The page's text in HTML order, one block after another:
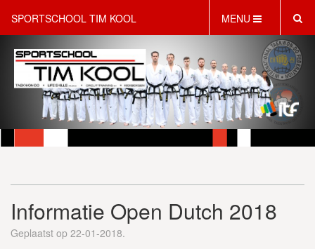
SPORTSCHOOL TIM KOOL MENU
HOME
INFORMATIE
LESAANBOD
ROOSTER
KINDERFEESTJES
WEBSHOP
SCHRIJF JE NU IN!
Informatie Open Dutch 2018
Geplaatst op 22-01-2018.